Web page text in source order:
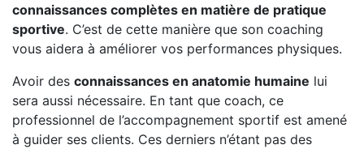
connaissances complètes en matière de pratique
sportive. C’est de cette manière que son coaching
vous aidera à améliorer vos performances physiques.
Avoir des connaissances en anatomie humaine lui
sera aussi nécessaire. En tant que coach, ce
professionnel de l’accompagnement sportif est amené
à guider ses clients. Ces derniers n’étant pas des